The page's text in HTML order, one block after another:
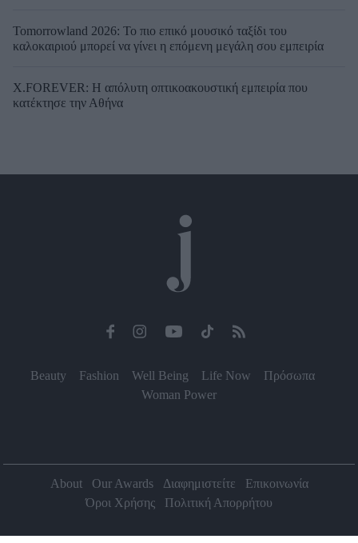
Tomorrowland 2026: Το πιο επικό μουσικό ταξίδι του
καλοκαιριού μπορεί να γίνει η επόμενη μεγάλη σου εμπειρία
X.FOREVER: Η απόλυτη οπτικοακουστική εμπειρία που
κατέκτησε την Αθήνα
Beauty Fashion Well Being Life Now
Πρόσωπα
Woman Power
About Our Awards Διαφημιστείτε
Επικοινωνία
Όροι Χρήσης
Πολιτική Απορρήτου